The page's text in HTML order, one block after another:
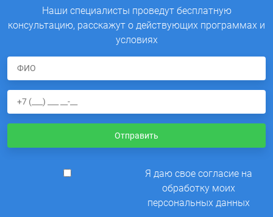
Наши специалисты проведут бесплатную
консультацию, расскажут о действующих программах и
условиях
Отправить
Я даю свое согласие на
обработку моих
персональных данных